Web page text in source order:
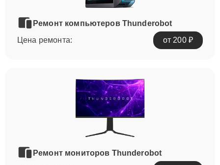
Ремонт компьютеров Thunderobot
Цена ремонта:
от 200 ₽
Ремонт мониторов Thunderobot